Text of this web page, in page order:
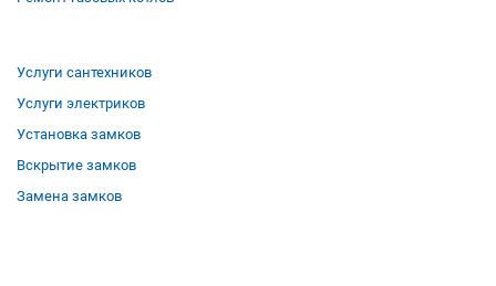
Услуги сантехников
Услуги электриков
Установка замков
Вскрытие замков
Замена замков